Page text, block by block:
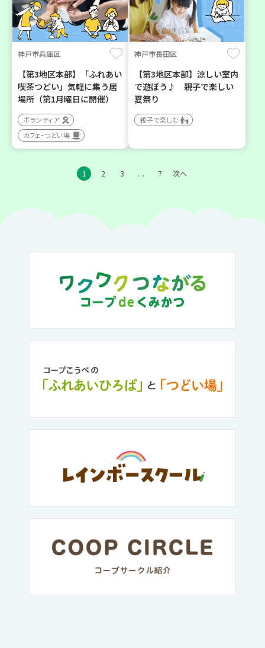
神戸市兵庫区
【第3地区本部】「ふれあい
喫茶つどい」気軽に集う居
場所（第1月曜日に開催）
ボランティア
カフェ・つどい場
神戸市長田区
【第3地区本部】涼しい室内
で遊ぼう♪ 親子で楽しい
夏祭り
親子で楽しむ
1 2 3 … 7 次へ